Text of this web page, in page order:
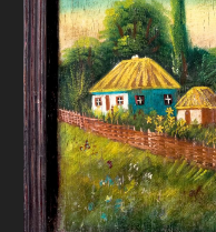
ОНЛАЙН-КРАМНИЦЯ
ПІДТРИМАТИ